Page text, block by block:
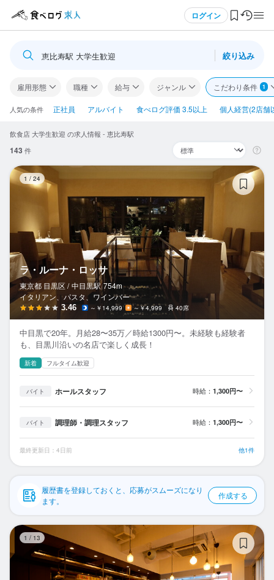
ログイン
ログイン・無料会員登録
食べログ求人TOP
求人検索
閲覧履歴
気になる求人
検索履歴・保存した条件
応募履歴
WEB履歴書
スカウト・メルマガ受信設定
ヘルプ・お問い合わせフォーム
掲載をご検討の店舗様へ
プライバシーポリシー
企業情報
恵比寿駅 大学生歓迎 絞り込み
雇用形態 職種 給与 ジャンル こだわり条件 1
人気の条件 正社員 アルバイト 食べログ評価 3.5以上 個人経営(2店舗
飲食店 大学生歓迎 の求人情報 - 恵比寿駅
143 件
1 / 24
ラ・ルーナ・ロッサ
東京都 目黒区 / 中目黒駅 754m
イタリアン、パスタ、ワインバー
3.46 ～￥14,999 ～￥4,999 40席
中目黒で20年。月給28〜35万／時給1300円〜。未経験も経験者
も、目黒川沿いの名店で楽しく成長！
新着 フルタイム歓迎
バイト ホールスタッフ 時給： 1,300円〜
バイト 調理師・調理スタッフ 時給： 1,300円〜
最終更新日：4日前 他1件
履歴書を登録しておくと、応募がスムーズになり
ます。
作成する
1 / 13